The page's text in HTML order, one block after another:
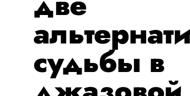
судьбы в